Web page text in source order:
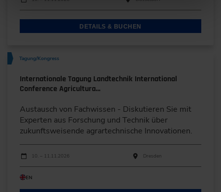
DETAILS & BUCHEN
Tagung/Kongress
Internationale Tagung Landtechnik International
Conference Agricultura…
Austausch von Fachwissen - Diskutieren Sie mit
Experten aus Forschung und Technik über
zukunftsweisende agrartechnische Innovationen.
Durchführungen
Veranstaltungsdatum
10. – 11.11.2026 Dresden
EN